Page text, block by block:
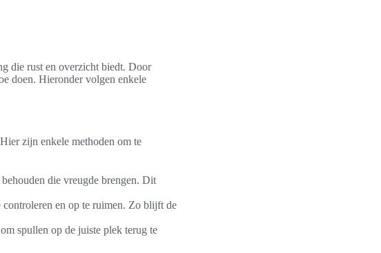
die rust en overzicht biedt. Door
doen. Hieronder volgen enkele
zijn enkele methoden om te
die vreugde brengen. Dit
en op te ruimen. Zo blijft de
spullen op de juiste plek terug te